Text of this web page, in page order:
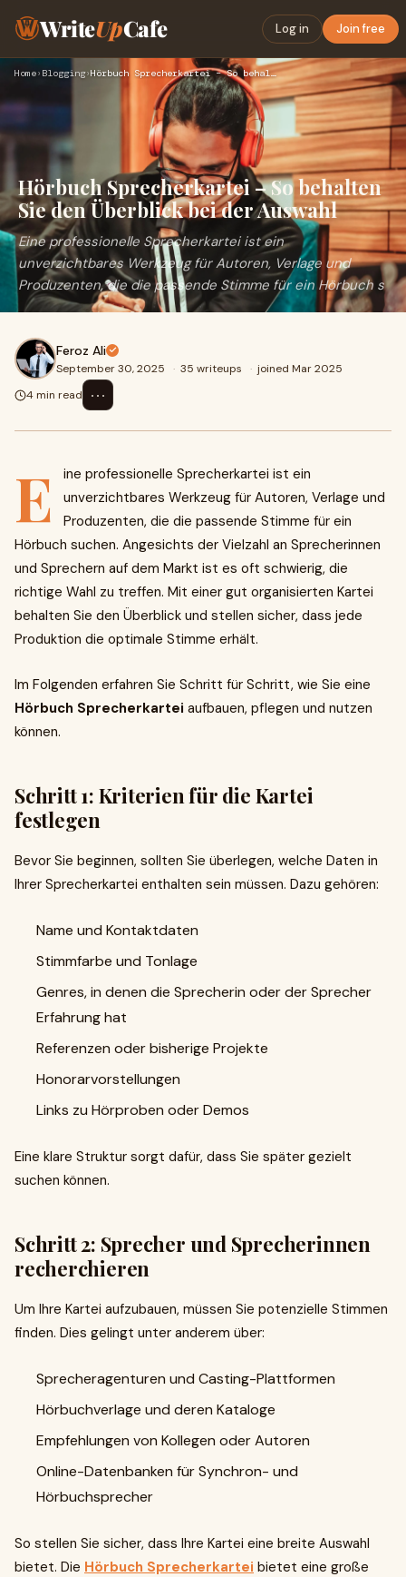
WriteUpCafe Log in Join free
Home› Blogging› Hörbuch Sprecherkartei – So behalten Sie den Überblick bei d…
Hörbuch Sprecherkartei – So behalten
Sie den Überblick bei der Auswahl
Eine professionelle Sprecherkartei ist ein
unverzichtbares Werkzeug für Autoren, Verlage und
Produzenten, die die passende Stimme für ein Hörbuch s
Feroz Ali
September 30, 2025 · 35 writeups · joined Mar 2025
4 min read
⋯
E
ine professionelle Sprecherkartei ist ein
unverzichtbares Werkzeug für Autoren, Verlage und
Produzenten, die die passende Stimme für ein
Hörbuch suchen. Angesichts der Vielzahl an Sprecherinnen
und Sprechern auf dem Markt ist es oft schwierig, die
richtige Wahl zu treffen. Mit einer gut organisierten Kartei
behalten Sie den Überblick und stellen sicher, dass jede
Produktion die optimale Stimme erhält.
Im Folgenden erfahren Sie Schritt für Schritt, wie Sie eine
Hörbuch Sprecherkartei aufbauen, pflegen und nutzen
können.
Schritt 1: Kriterien für die Kartei
festlegen
Bevor Sie beginnen, sollten Sie überlegen, welche Daten in
Ihrer Sprecherkartei enthalten sein müssen. Dazu gehören:
Name und Kontaktdaten
Stimmfarbe und Tonlage
Genres, in denen die Sprecherin oder der Sprecher
Erfahrung hat
Referenzen oder bisherige Projekte
Honorarvorstellungen
Links zu Hörproben oder Demos
Eine klare Struktur sorgt dafür, dass Sie später gezielt
suchen können.
Schritt 2: Sprecher und Sprecherinnen
recherchieren
Um Ihre Kartei aufzubauen, müssen Sie potenzielle Stimmen
finden. Dies gelingt unter anderem über:
Sprecheragenturen und Casting-Plattformen
Hörbuchverlage und deren Kataloge
Empfehlungen von Kollegen oder Autoren
Online-Datenbanken für Synchron- und
Hörbuchsprecher
So stellen Sie sicher, dass Ihre Kartei eine breite Auswahl
bietet. Die Hörbuch Sprecherkartei bietet eine große